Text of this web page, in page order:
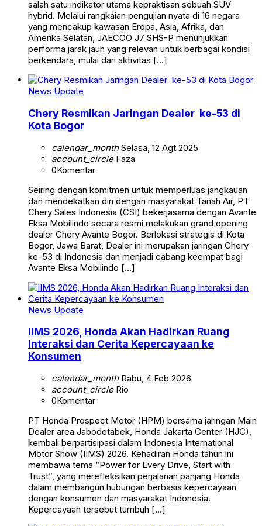
salah satu indikator utama kepraktisan sebuah SUV
hybrid. Melalui rangkaian pengujian nyata di 16 negara
yang mencakup kawasan Eropa, Asia, Afrika, dan
Amerika Selatan, JAECOO J7 SHS-P menunjukkan
performa jarak jauh yang relevan untuk berbagai kondisi
berkendara, mulai dari aktivitas […]
News Update
Chery Resmikan Jaringan Dealer ke-53 di
Kota Bogor
calendar_monthSelasa, 12 Agt 2025
account_circleFaza
0Komentar
Seiring dengan komitmen untuk memperluas jangkauan
dan mendekatkan diri dengan masyarakat Tanah Air, PT
Chery Sales Indonesia (CSI) bekerjasama dengan Avante
Eksa Mobilindo secara resmi melakukan grand opening
dealer Chery Avante Bogor. Berlokasi strategis di Kota
Bogor, Jawa Barat, Dealer ini merupakan jaringan Chery
ke-53 di Indonesia dan menjadi cabang keempat bagi
Avante Eksa Mobilindo […]
News Update
IIMS 2026, Honda Akan Hadirkan Ruang
Interaksi dan Cerita Kepercayaan ke
Konsumen
calendar_monthRabu, 4 Feb 2026
account_circleRio
0Komentar
PT Honda Prospect Motor (HPM) bersama jaringan Main
Dealer area Jabodetabek, Honda Jakarta Center (HJC),
kembali berpartisipasi dalam Indonesia International
Motor Show (IIMS) 2026. Kehadiran Honda tahun ini
membawa tema “Power for Every Drive, Start with
Trust”, yang merefleksikan perjalanan panjang Honda
dalam membangun hubungan berbasis kepercayaan
dengan konsumen dan masyarakat Indonesia.
Kepercayaan tersebut tumbuh […]